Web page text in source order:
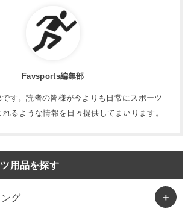
Favsports編集部
す。読者の皆様が今よりも日常にスポーツ
るような情報を日々提供してまいります。
用品を探す
グ